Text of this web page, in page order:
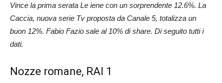
Vince la prima serata Le iene con un sorprendente 12.6%. La
Caccia, nuova serie Tv proposta da Canale 5, totalizza un
buon 12%. Fabio Fazio sale al 10% di share. Di seguito tutti i
dati.
Nozze romane, RAI 1